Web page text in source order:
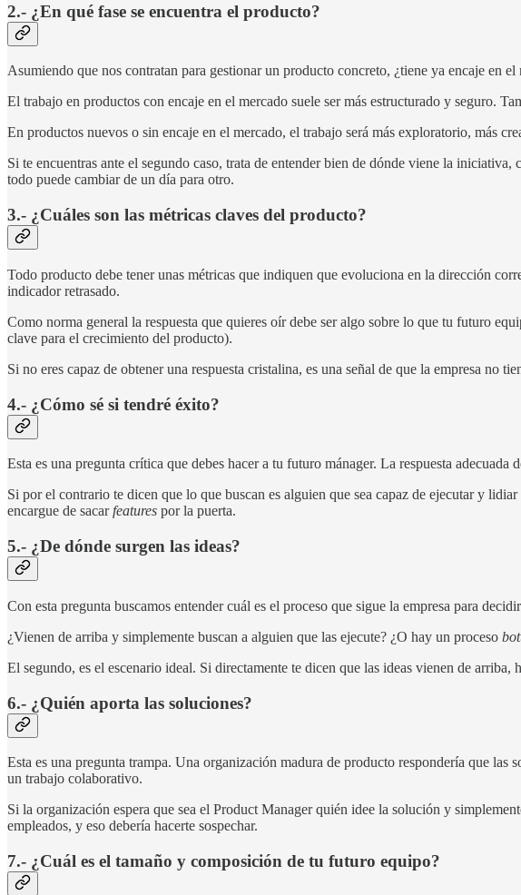
2.- ¿En qué fase se encuentra el producto?
Asumiendo que nos contratan para gestionar un producto concreto, ¿tiene ya encaje en el
El trabajo en productos con encaje en el mercado suele ser más estructurado y seguro.
En productos nuevos o sin encaje en el mercado, el trabajo será más exploratorio, más
Si te encuentras ante el segundo caso, trata de entender bien de dónde viene la
todo puede cambiar de un día para otro.
3.- ¿Cuáles son las métricas claves del producto?
Todo producto debe tener unas métricas que indiquen que evoluciona en la dirección
indicador retrasado.
Como norma general la respuesta que quieres oír debe ser algo sobre lo que tu futuro
clave para el crecimiento del producto).
Si no eres capaz de obtener una respuesta cristalina, es una señal de que la empresa no
4.- ¿Cómo sé si tendré éxito?
Esta es una pregunta crítica que debes hacer a tu futuro mánager. La respuesta
Si por el contrario te dicen que lo que buscan es alguien que sea capaz de ejecutar y
encargue de sacarfeatures por la puerta.
5.- ¿De dónde surgen las ideas?
Con esta pregunta buscamos entender cuál es el proceso que sigue la empresa para
¿Vienen de arriba y simplemente buscan a alguien que las ejecute? ¿O hay un proceso
El segundo, es el escenario ideal. Si directamente te dicen que las ideas vienen de arriba,
6.- ¿Quién aporta las soluciones?
Esta es una pregunta trampa. Una organización madura de producto respondería que
un trabajo colaborativo.
Si la organización espera que sea el Product Manager quién idee la solución y
empleados, y eso debería hacerte sospechar.
7.- ¿Cuál es el tamaño y composición de tu futuro equipo?